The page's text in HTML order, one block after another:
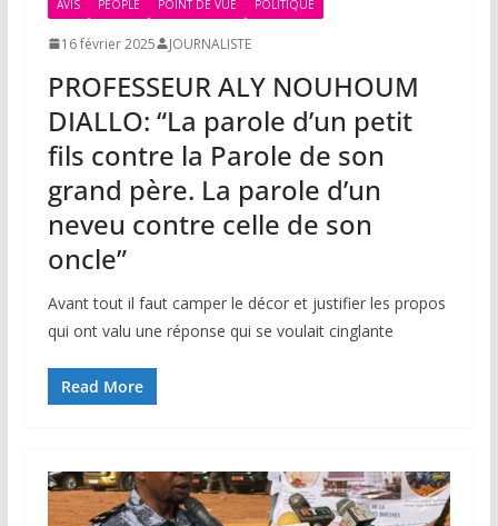
AVIS PEOPLE POINT DE VUE POLITIQUE
16 février 2025 JOURNALISTE
PROFESSEUR ALY NOUHOUM
DIALLO: “La parole d’un petit
fils contre la Parole de son
grand père. La parole d’un
neveu contre celle de son
oncle”
Avant tout il faut camper le décor et justifier les propos
qui ont valu une réponse qui se voulait cinglante
Read More